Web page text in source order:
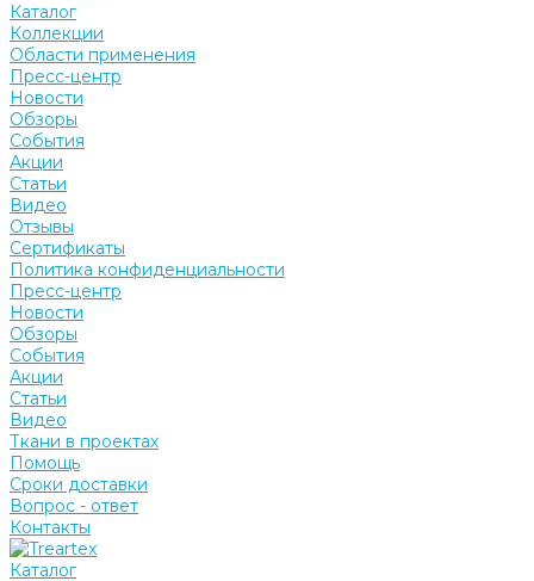
Каталог
Коллекции
Области применения
Пресс-центр
Новости
Обзоры
События
Акции
Статьи
Видео
Отзывы
Сертификаты
Политика конфиденциальности
Пресс-центр
Новости
Обзоры
События
Акции
Статьи
Видео
Ткани в проектах
Помощь
Сроки доставки
Вопрос - ответ
Контакты
Каталог